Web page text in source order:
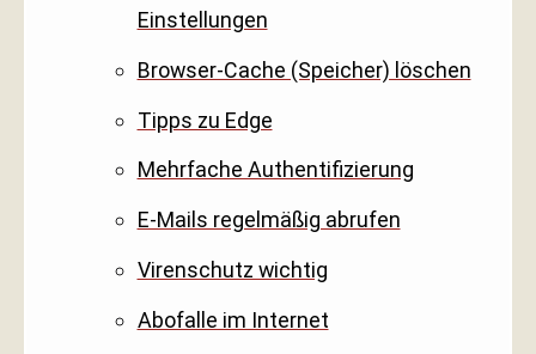
Einstellungen
Browser-Cache (Speicher) löschen
Tipps zu Edge
Mehrfache Authentifizierung
E-Mails regelmäßig abrufen
Virenschutz wichtig
Abofalle im Internet